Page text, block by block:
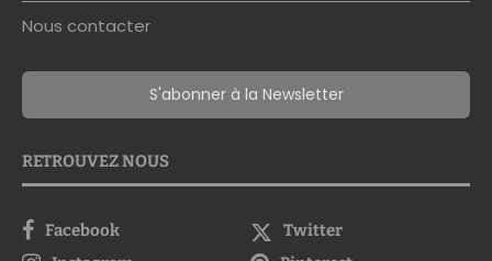
Nous contacter
S'abonner à la Newsletter
RETROUVEZ NOUS
Facebook
Twitter